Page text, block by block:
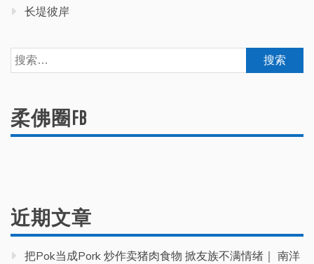
长堤彼岸
搜
索：
柔佛圈FB
近期文章
把Pok当成Pork 炒作卖猪肉食物 掀友族不满情绪｜ 南洋